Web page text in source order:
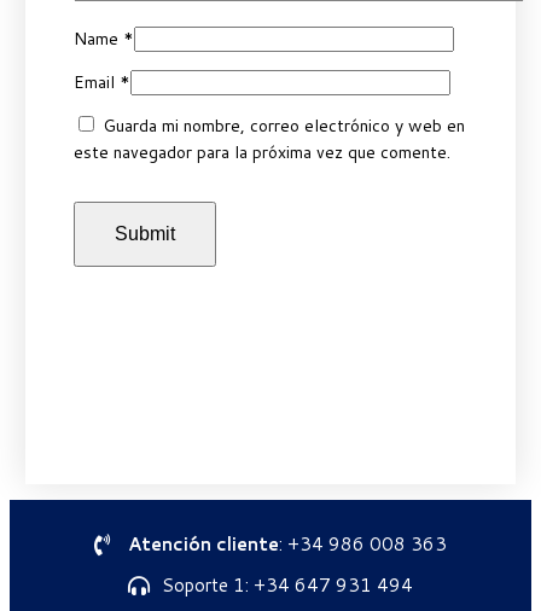
Name *
Email *
Guarda mi nombre, correo electrónico y web en
este navegador para la próxima vez que comente.
Atención cliente: +34 986 008 363
Soporte 1: +34 647 931 494